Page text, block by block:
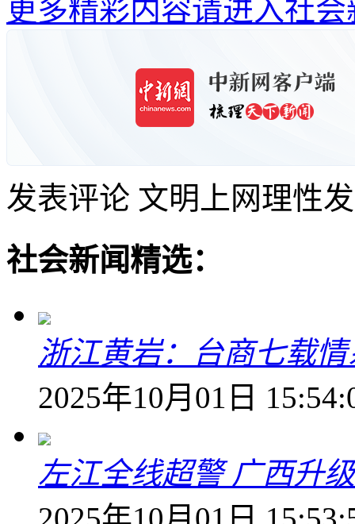
更多精彩内容请进入社会
发表评论 文明上网理性
社会新闻精选：
浙江黄岩：台商七载
2025年10月01日
左江全线超警 广西升